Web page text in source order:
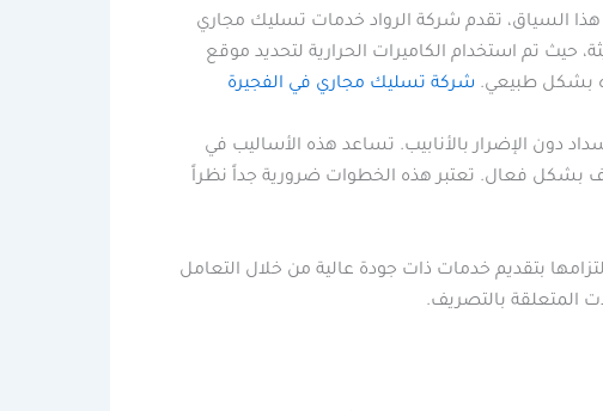
السياق، تقدم شركة الرواد خدمات تسليك مجاري
تم استخدام الكاميرات الحرارية لتحديد موقع
بشكل طبيعي. شركة تسليك مجاري في الفجيرة
دون الإضرار بالأنابيب. تساعد هذه الأساليب في
بشكل فعال. تعتبر هذه الخطوات ضرورية جداً نظراً
بتقديم خدمات ذات جودة عالية من خلال التعامل
المتعلقة بالتصريف.